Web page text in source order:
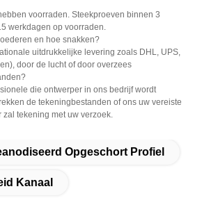
voorraden. Steekproeven binnen 3
werkdagen op voorraden.
en hoe snakken?
uitdrukkelijke levering zoals DHL, UPS,
door de lucht of door overzees
die ontwerper in ons bedrijf wordt
de tekeningbestanden of ons uw vereiste
tekening met uw verzoek.
Opgeschort Profiel
Kanaal